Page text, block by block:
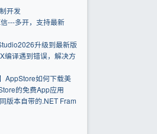
开发
信---多开，支持最新
升级到最新版
编译遇到错误，解决方
AppStore如何下载美
的免费App应用
版本自带的.NET Fram